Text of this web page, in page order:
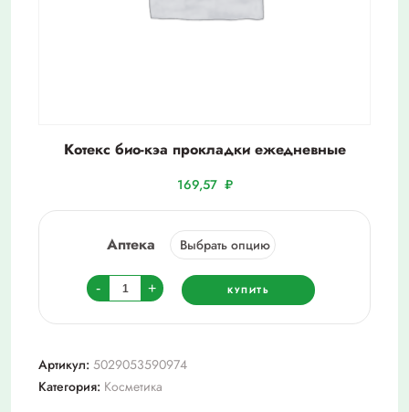
Котекс био-кэа прокладки ежедневные
169,57 ₽
Аптека
-
Количество
товара
Котекс
кэа
прокладки
+ КУПИТЬ
Артикул: 5029053590974
Категория: Косметика